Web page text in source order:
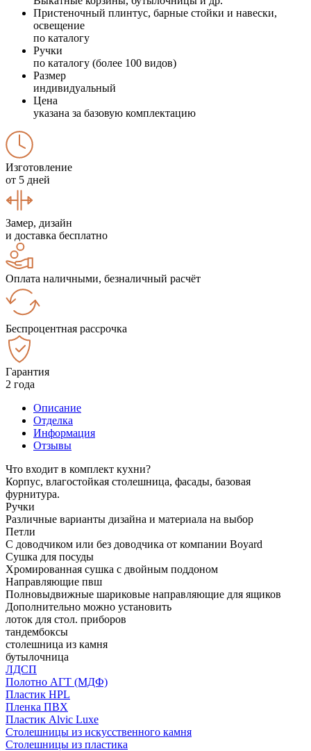
Пристеночный плинтус, барные стойки и навески,
освещение
по каталогу
Ручки
по каталогу (более 100 видов)
Размер
индивидуальный
Цена
указана за базовую комплектацию
Изготовление
от 5 дней
Замер, дизайн
и доставка бесплатно
Оплата наличными, безналичный расчёт
Беспроцентная рассрочка
Гарантия
2 года
Описание
Отделка
Информация
Отзывы
Что входит в комплект кухни?
Корпус, влагостойкая столешница, фасады, базовая
фурнитура.
Ручки
Различные варианты дизайна и материала на выбор
Петли
С доводчиком или без доводчика от компании Boyard
Сушка для посуды
Хромированная сушка с двойным поддоном
Направляющие пвш
Полновыдвижные шариковые направляющие для ящиков
Дополнительно можно установить
лоток для стол. приборов
тандембоксы
столешница из камня
бутылочница
ЛДСП
Полотно АГТ (МДФ)
Пластик HPL
Пленка ПВХ
Пластик Alvic Luxe
Столешницы из искусственного камня
Столешницы из пластика